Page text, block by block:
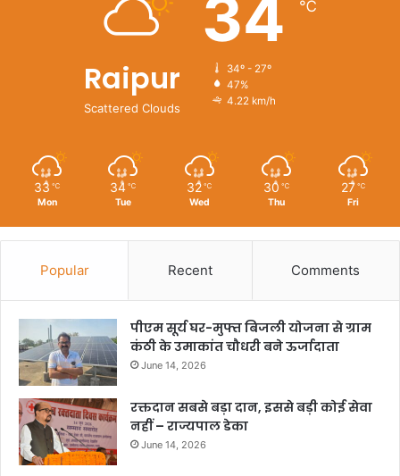
Raipur
Scattered Clouds
34 ℃
34º - 27º
47%
4.22 km/h
33 ℃
Mon
34 ℃
Tue
32 ℃
Wed
30 ℃
Thu
27 ℃
Fri
Popular Recent Comments
पीएम सूर्य घर-मुफ्त बिजली योजना से ग्राम
कंठी के उमाकांत चौधरी बने ऊर्जादाता
June 14, 2026
रक्तदान सबसे बड़ा दान, इससे बड़ी कोई सेवा
नहीं – राज्यपाल डेका
June 14, 2026